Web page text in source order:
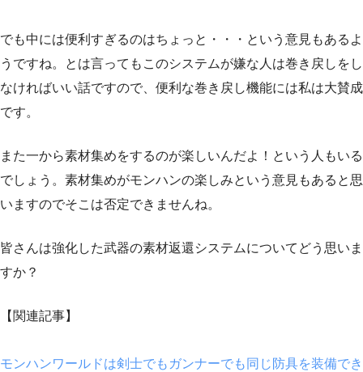
でも中には便利すぎるのはちょっと・・・という意見もあるよ
うですね。とは言ってもこのシステムが嫌な人は巻き戻しをし
なければいい話ですので、便利な巻き戻し機能には私は大賛成
です。
また一から素材集めをするのが楽しいんだよ！という人もいる
でしょう。素材集めがモンハンの楽しみという意見もあると思
いますのでそこは否定できませんね。
皆さんは強化した武器の素材返還システムについてどう思いま
すか？
【関連記事】
モンハンワールドは剣士でもガンナーでも同じ防具を装備でき